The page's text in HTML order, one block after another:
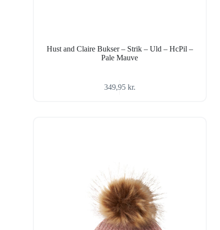
Hust and Claire Bukser – Strik – Uld – HcPil –
Pale Mauve
349,95 kr.